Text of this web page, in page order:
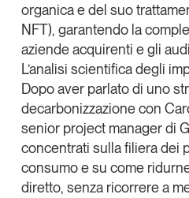
organica e del suo
NFT), garantendo la
aziende acquirenti e gli
L’analisi scientifica degli
Dopo aver parlato di uno
decarbonizzazione con
senior project manager di
concentrati sulla filiera dei
consumo e su come
diretto, senza ricorrere a